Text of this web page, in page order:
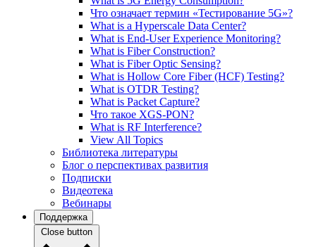
Что означает термин «Тестирование 5G»?
What is a Hyperscale Data Center?
What is End-User Experience Monitoring?
What is Fiber Construction?
What is Fiber Optic Sensing?
What is Hollow Core Fiber (HCF) Testing?
What is OTDR Testing?
What is Packet Capture?
Что такое XGS-PON?
What is RF Interference?
View All Topics
Библиотека литературы
Блог о перспективах развития
Подписки
Видеотека
Вебинары
Поддержка
Close button